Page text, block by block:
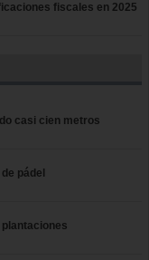
fiscales en 2025
casi cien metros
pádel